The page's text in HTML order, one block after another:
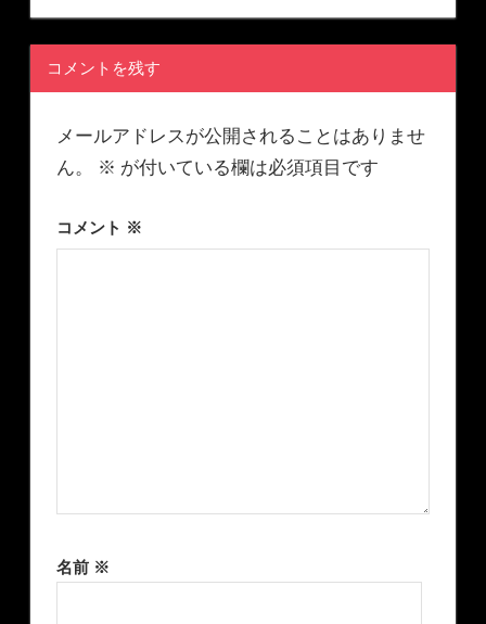
コメントを残す
メールアドレスが公開されることはありませ
ん。
※ が付いている欄は必須項目です
コメント ※
名前 ※